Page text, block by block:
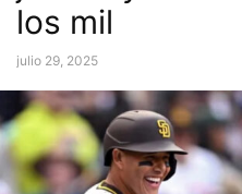
los mil
julio 29, 2025